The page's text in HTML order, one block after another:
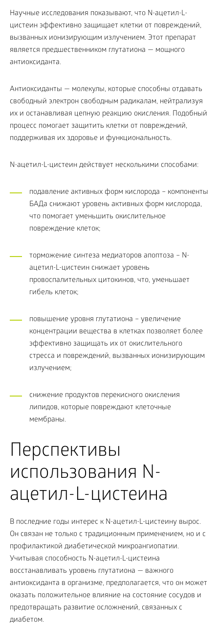
Научные исследования показывают, что N-ацетил-L-
цистеин эффективно защищает клетки от повреждений,
вызванных ионизирующим излучением. Этот препарат
является предшественником глутатиона — мощного
антиоксиданта.
Антиоксиданты — молекулы, которые способны отдавать
свободный электрон свободным радикалам, нейтрализуя
их и останавливая цепную реакцию окисления. Подобный
процесс помогает защитить клетки от повреждений,
поддерживая их здоровье и функциональность.
N-ацетил-L-цистеин действует несколькими способами:
подавление активных форм кислорода – компоненты
БАДа снижают уровень активных форм кислорода,
что помогает уменьшить окислительное
повреждение клеток;
торможение синтеза медиаторов апоптоза – N-
ацетил-L-цистеин снижает уровень
провоспалительных цитокинов, что, уменьшает
гибель клеток;
повышение уровня глутатиона – увеличение
концентрации вещества в клетках позволяет более
эффективно защищать их от окислительного
стресса и повреждений, вызванных ионизирующим
излучением;
снижение продуктов перекисного окисления
липидов, которые повреждают клеточные
мембраны.
Перспективы
использования N-
ацетил-L-цистеина
В последние годы интерес к N-ацетил-L-цистеину вырос.
Он связан не только с традиционным применением, но и с
профилактикой диабетической микроангиопатии.
Учитывая способность N-ацетил-L-цистеина
восстанавливать уровень глутатиона — важного
антиоксиданта в организме, предполагается, что он может
оказать положительное влияние на состояние сосудов и
предотвращать развитие осложнений, связанных с
диабетом.